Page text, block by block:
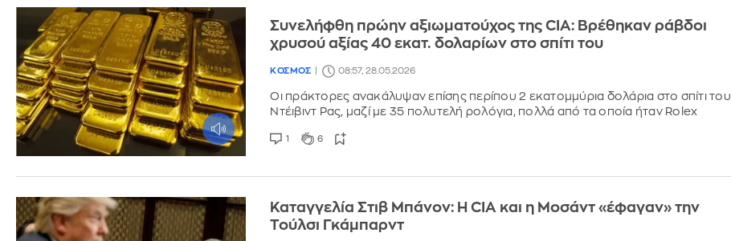
Συνελήφθη πρώην αξιωματούχος της CIA: Βρέθηκαν ράβδοι
χρυσού αξίας 40 εκατ. δολαρίων στο σπίτι του
ΚΟΣΜΟΣ 08:57, 28.05.2026
Οι πράκτορες ανακάλυψαν επίσης περίπου 2 εκατομμύρια δολάρια στο σπίτι του
Ντέιβιντ Ρας, μαζί με 35 πολυτελή ρολόγια, πολλά από τα οποία ήταν Rolex
1 6
Καταγγελία Στιβ Μπάνον: Η CIA και η Μοσάντ «έφαγαν» την
Τούλσι Γκάμπαρντ